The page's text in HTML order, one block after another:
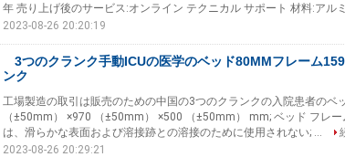
年 売り上げ後のサービス:オンライン テクニカル サポート 材料:アル
2023-08-26 20:20:19
3つのクランク手動ICUの医学のベッド80MMフレーム
ンク
工場製造の取引は販売のための中国の3つのクランクの入院患者のベ
（±50mm） ×970 （±50mm） ×500 （±50mm） mm; ベッド フレ
は、滑らかな表面および溶接跡との溶接のために使用されない; ...
2023-08-26 20:29:21